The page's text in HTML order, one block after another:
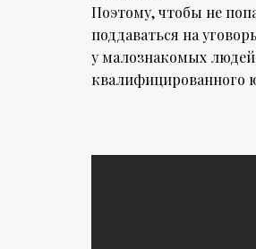
Поэтому, чтобы не
поддаваться на
у малознакомых
квалифицированного